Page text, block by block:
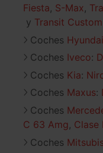
Fiesta S-Max
Transit Custom
Coches Hyundai
Coches Iveco:
Coches Kia:
Coches Maxus:
Coches
C 63 Amg Clase
Coches